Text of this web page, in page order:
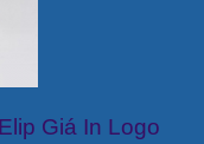
Giá In Logo